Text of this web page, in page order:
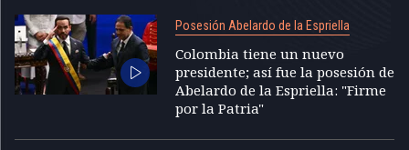
Posesión Abelardo de la Espriella
Colombia tiene un nuevo
presidente; así fue la posesión de
Abelardo de la Espriella: "Firme
por la Patria"